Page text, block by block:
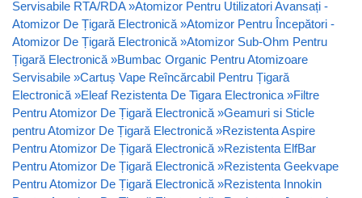
Servisabile RTA/RDA »Atomizor Pentru Utilizatori Avansați -
Atomizor De Țigară Electronică »Atomizor Pentru Începători -
Atomizor De Țigară Electronică »Atomizor Sub-Ohm Pentru
Țigară Electronică »Bumbac Organic Pentru Atomizoare
Servisabile »Cartuș Vape Reîncărcabil Pentru Țigară
Electronică »Eleaf Rezistenta De Tigara Electronica »Filtre
Pentru Atomizor De Țigară Electronică »Geamuri si Sticle
pentru Atomizor De Țigară Electronică »Rezistenta Aspire
Pentru Atomizor De Țigară Electronică »Rezistenta ElfBar
Pentru Atomizor De Țigară Electronică »Rezistenta Geekvape
Pentru Atomizor De Țigară Electronică »Rezistenta Innokin